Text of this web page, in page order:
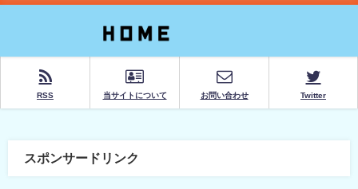
RSS 当サイトについて お問い合わせ Twitter
スポンサードリンク